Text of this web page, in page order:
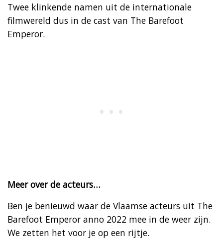
Twee klinkende namen uit de internationale
filmwereld dus in de cast van The Barefoot
Emperor.
Meer over de acteurs…
Ben je benieuwd waar de Vlaamse acteurs uit The
Barefoot Emperor anno 2022 mee in de weer zijn.
We zetten het voor je op een rijtje.